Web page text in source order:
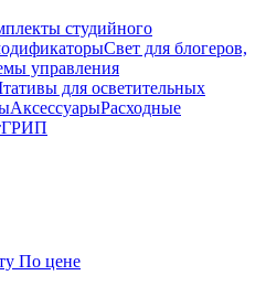
студийного
Свет для блогеров,
управления
для осветительных
АксессуарыРасходные
ГРИП
По цене